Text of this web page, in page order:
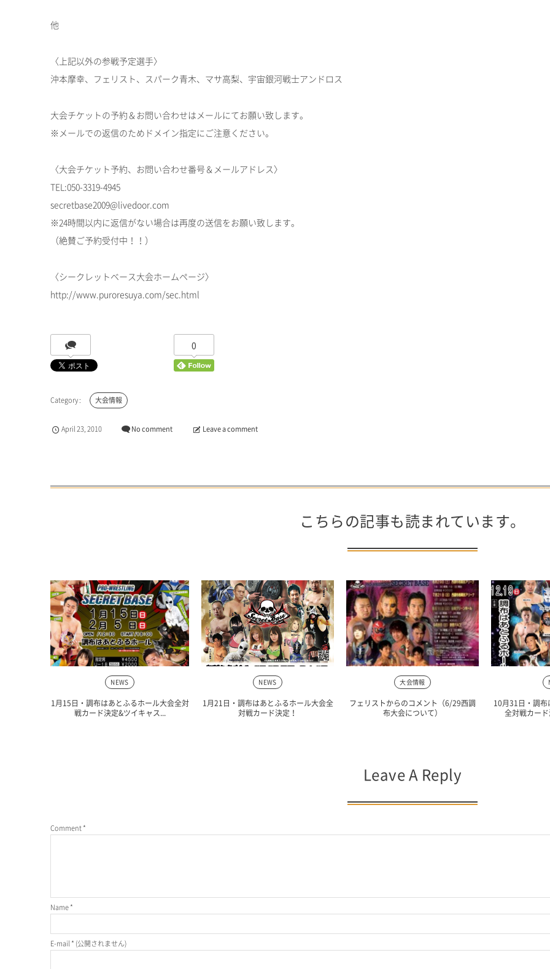
他
〈上記以外の参戦予定選手〉
沖本摩幸、フェリスト、スパーク青木、マサ高梨、宇宙銀河戦士アンドロス
大会チケットの予約＆お問い合わせはメールにてお願い致します。
※メールでの返信のためドメイン指定にご注意ください。
〈大会チケット予約、お問い合わせ番号＆メールアドレス〉
TEL:050-3319-4945
secretbase2009@livedoor.com
※24時間以内に返信がない場合は再度の送信をお願い致します。
（絶賛ご予約受付中！！）
〈シークレットベース大会ホームページ〉
http://www.puroresuya.com/sec.html
0
大会情報
April23,2010 No comment Leave a comment
こちらの記事も読まれています。
NEWS
1月15日・調布はあとふるホール大会全対
戦カード決定&ツイキャス...
NEWS
1月21日・調布はあとふるホール大会全
対戦カード決定！
大会情報
フェリストからのコメント（6/29西調
布大会について）
10月31日・調
全対戦カー
Leave A Reply
Comment*
Name*
E-mail * (公開されません)